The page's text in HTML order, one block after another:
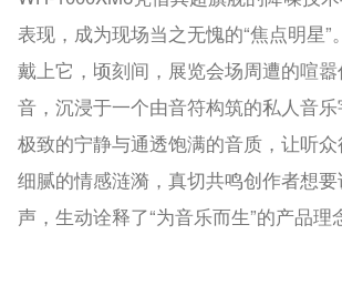
表现，成为现场当之无愧的“焦点明星”
戴上它，顷刻间，展览会场周遭的喧
音，沉浸于一个由音符构筑的私人音
极致的宁静与通透饱满的音质，让听
细腻的情感涟漪，真切共鸣创作者想
声，生动诠释了“为音乐而生”的产品理